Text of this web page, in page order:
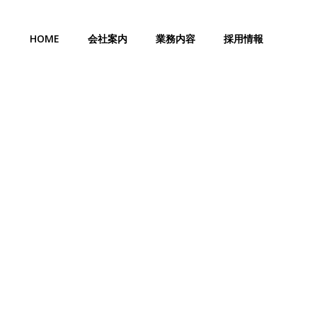
HOME 会社案内 業務内容 採用情報